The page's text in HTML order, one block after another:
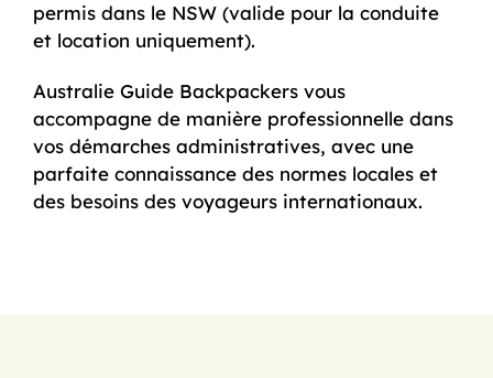
permis dans le NSW (valide pour la conduite
et location uniquement).
Australie Guide Backpackers vous
accompagne de manière professionnelle dans
vos démarches administratives, avec une
parfaite connaissance des normes locales et
des besoins des voyageurs internationaux.